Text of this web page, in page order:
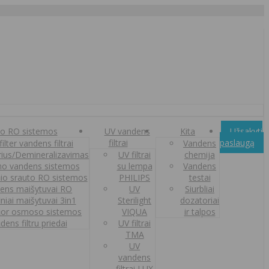
RO sistemos
vandens filtrai
Demineralizavimas
vandens sistemos
srauto RO sistemos
maišytuvai RO
maišytuvai 3in1
osmoso sistemos
filtru priedai
UV vandens
filtrai
UV filtrai
su lempa
PHILIPS
UV
Sterilight
VIQUA
UV filtrai
TMA
UV
vandens
Kita
Vandens
chemija
Vandens
testai
Siurbliai
dozatoriai
ir talpos
Užsakyti
paslaugą